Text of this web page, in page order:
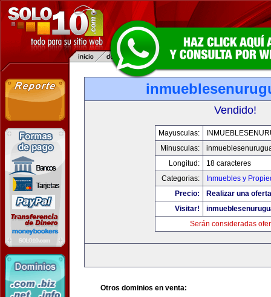
Vendido!
Mayusculas:
Minusculas:
Longitud:
18 caracteres
Categorias:
Inmuebles y
Precio:
Realizar una
Visitar!
Serán consideradas
Otros dominios en venta: